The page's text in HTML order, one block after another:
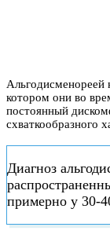
Альгодисменореей
котором они во
постоянный
схваткообразного
Диагноз
примерно у 30-